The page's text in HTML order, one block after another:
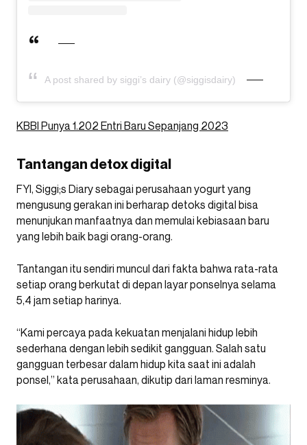
A post shared by siggi’s dairy (@siggisdairy)
KBBI Punya 1.202 Entri Baru Sepanjang 2023
Tantangan detox digital
FYI, Siggi;s Diary sebagai perusahaan yogurt yang
mengusung gerakan ini berharap detoks digital bisa
menunjukan manfaatnya dan memulai kebiasaan baru
yang lebih baik bagi orang-orang.
Tantangan itu sendiri muncul dari fakta bahwa rata-rata
setiap orang berkutat di depan layar ponselnya selama
5,4 jam setiap harinya.
“Kami percaya pada kekuatan menjalani hidup lebih
sederhana dengan lebih sedikit gangguan. Salah satu
gangguan terbesar dalam hidup kita saat ini adalah
ponsel,” kata perusahaan, dikutip dari laman resminya.